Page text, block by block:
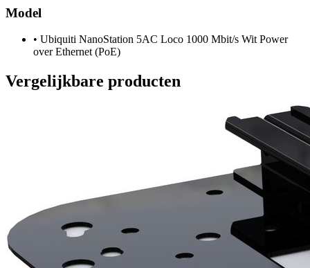
Model
• Ubiquiti NanoStation 5AC Loco 1000 Mbit/s Wit Power
over Ethernet (PoE)
Vergelijkbare producten